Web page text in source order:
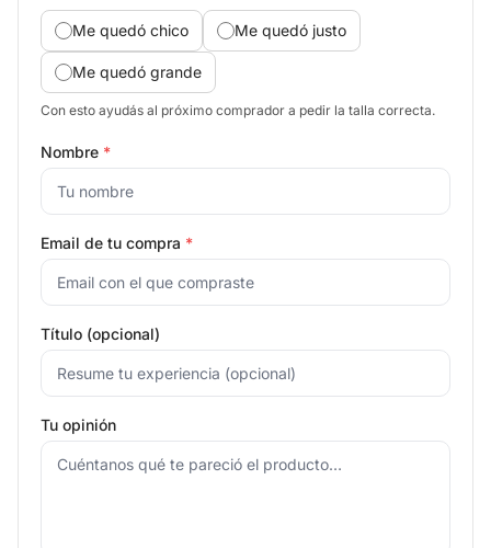
Me quedó chico Me quedó justo
Me quedó grande
Con esto ayudás al próximo comprador a pedir la talla correcta.
Nombre *
Email de tu compra *
Título (opcional)
Tu opinión